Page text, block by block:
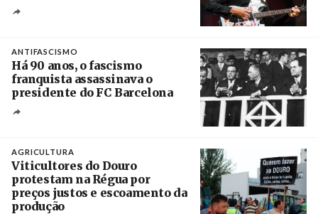
ANTIFASCISMO
Há 90 anos, o fascismo
franquista assassinava o
presidente do FC Barcelona
AGRICULTURA
Viticultores do Douro
protestam na Régua por
preços justos e escoamento da
produção